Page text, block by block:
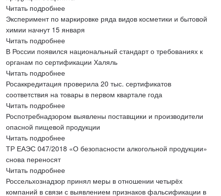
Читать подробнее
Эксперимент по маркировке ряда видов косметики и бытовой
химии начнут 15 января
Читать подробнее
В России появился национальный стандарт о требованиях к
органам по сертификации Халяль
Читать подробнее
Росаккредитация проверила 20 тыс. сертификатов
соответствия на товары в первом квартале года
Читать подробнее
Роспотребнадзором выявлены поставщики и производители
опасной пищевой продукции
Читать подробнее
ТР ЕАЭС 047/2018 «О безопасности алкогольной продукции»
снова переносят
Читать подробнее
Россельхознадзор принял меры в отношении четырёх
компаний в связи с выявлением признаков фальсификации в